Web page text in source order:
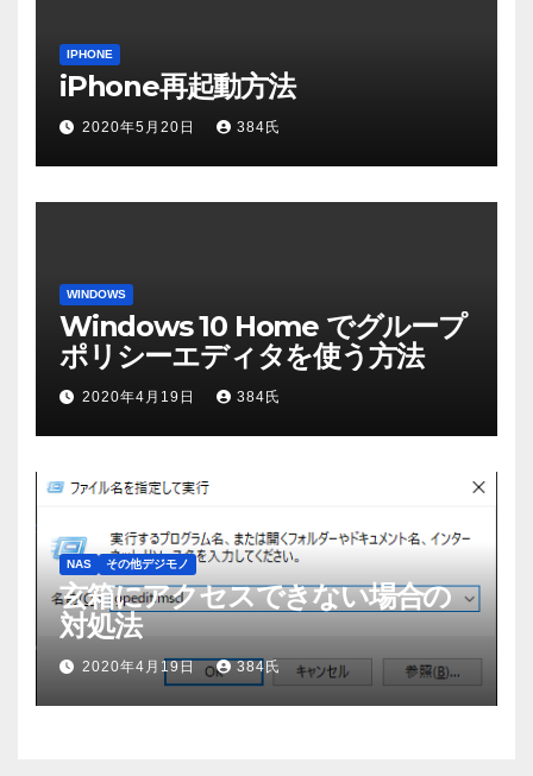
IPHONE
iPhone再起動方法
2020年5月20日 384氏
WINDOWS
Windows 10 Home でグループ
ポリシーエディタを使う方法
2020年4月19日 384氏
NAS その他デジモノ
玄箱にアクセスできない場合の
対処法
2020年4月19日 384氏